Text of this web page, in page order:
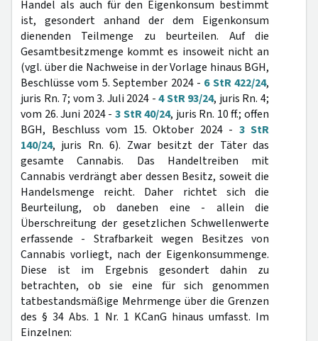
Handel als auch für den Eigenkonsum bestimmt
ist, gesondert anhand der dem Eigenkonsum
dienenden Teilmenge zu beurteilen. Auf die
Gesamtbesitzmenge kommt es insoweit nicht an
(vgl. über die Nachweise in der Vorlage hinaus BGH,
Beschlüsse vom 5. September 2024 - 6 StR 422/24,
juris Rn. 7; vom 3. Juli 2024 -4 StR 93/24, juris Rn. 4;
vom 26. Juni 2024 - 3 StR 40/24, juris Rn. 10 ff.; offen
BGH, Beschluss vom 15. Oktober 2024 - 3 StR
140/24, juris Rn. 6). Zwar besitzt der Täter das
gesamte Cannabis. Das Handeltreiben mit
Cannabis verdrängt aber dessen Besitz, soweit die
Handelsmenge reicht. Daher richtet sich die
Beurteilung, ob daneben eine - allein die
Überschreitung der gesetzlichen Schwellenwerte
erfassende - Strafbarkeit wegen Besitzes von
Cannabis vorliegt, nach der Eigenkonsummenge.
Diese ist im Ergebnis gesondert dahin zu
betrachten, ob sie eine für sich genommen
tatbestandsmäßige Mehrmenge über die Grenzen
des § 34 Abs. 1 Nr. 1 KCanG hinaus umfasst. Im
Einzelnen: